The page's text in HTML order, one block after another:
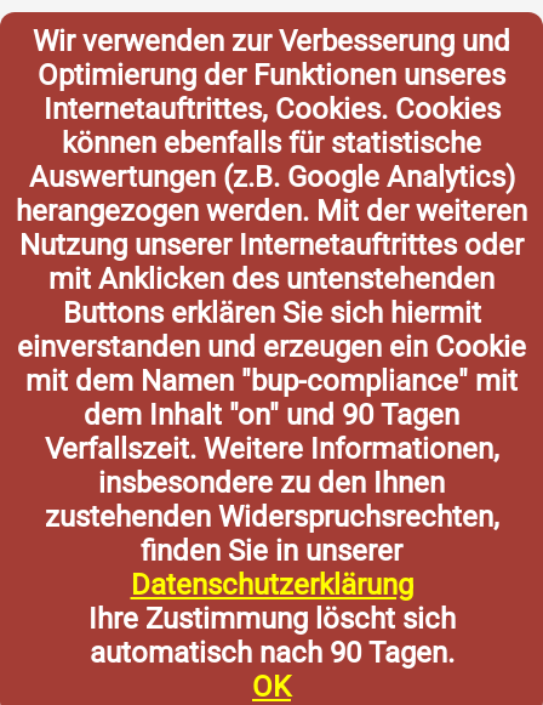
Wir verwenden zur Verbesserung und
Optimierung der Funktionen unseres
Internetauftrittes, Cookies. Cookies
können ebenfalls für statistische
Auswertungen (z.B. Google Analytics)
herangezogen werden. Mit der weiteren
Nutzung unserer Internetauftrittes oder
mit Anklicken des untenstehenden
Buttons erklären Sie sich hiermit
einverstanden und erzeugen ein Cookie
mit dem Namen "bup-compliance" mit
dem Inhalt "on" und 90 Tagen
Verfallszeit. Weitere Informationen,
insbesondere zu den Ihnen
zustehenden Widerspruchsrechten,
finden Sie in unserer
Datenschutzerklärung
Ihre Zustimmung löscht sich
automatisch nach 90 Tagen.
OK